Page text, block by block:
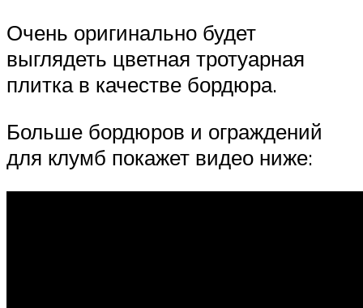
Очень оригинально будет
выглядеть цветная тротуарная
плитка в качестве бордюра.
Больше бордюров и ограждений
для клумб покажет видео ниже: